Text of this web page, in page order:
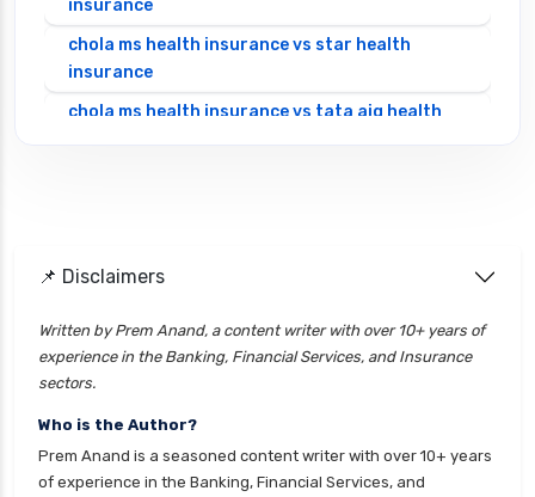
insurance
chola ms health insurance vs star health
insurance
chola ms health insurance vs tata aig health
health insurance
insurance
cignattk health insurance vs liberty general
cignattk health insurance vs magma hdi health
insurance
📌 Disclaimers
Written by Prem Anand, a content writer with over 10+ years of
experience in the Banking, Financial Services, and Insurance
sectors.
Who is the Author?
Prem Anand is a seasoned content writer with over 10+ years
of experience in the Banking, Financial Services, and